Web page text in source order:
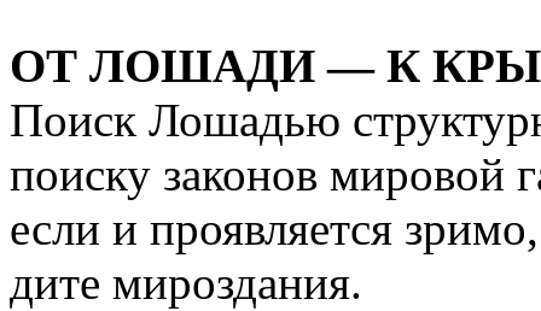
ОТ ЛОШАДИ — К
Поиск Лошадью
поиску законов мировой
если и проявляется
дите мироздания.